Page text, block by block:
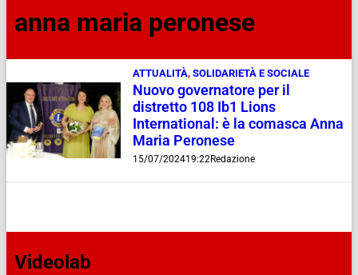
anna maria peronese
ATTUALITÀ, SOLIDARIETÀ E SOCIALE
Nuovo governatore per il
distretto 108 Ib1 Lions
International: è la comasca Anna
Maria Peronese
15/07/202419:22Redazione
Videolab